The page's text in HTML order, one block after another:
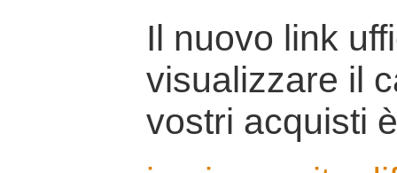
Il nuovo link
visualizzare il
vostri acquisti